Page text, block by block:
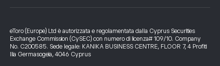
eToro (Europe) Ltd è autorizzata e regolamentata dalla Cyprus Securities
Exchange Commission (CySEC) con numero di licenza# 109/10. Company
No. C200585. Sede legale: KANIKA BUSINESS CENTRE, FLOOR 7, 4 Profiti
Ilia Germasogeia, 4046 Cyprus